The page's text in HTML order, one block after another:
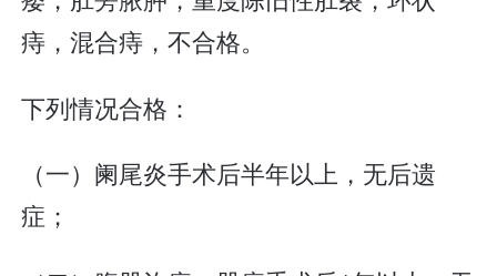
痔，混合痔，不合格。
下列情况合格：
（一）阑尾炎手术后半年以上，无后遗
症；